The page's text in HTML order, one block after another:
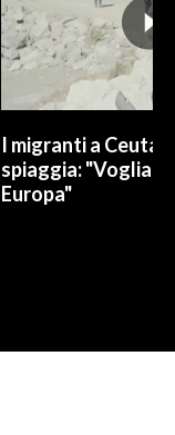
I migranti a Ceuta
spiaggia:
Europa"